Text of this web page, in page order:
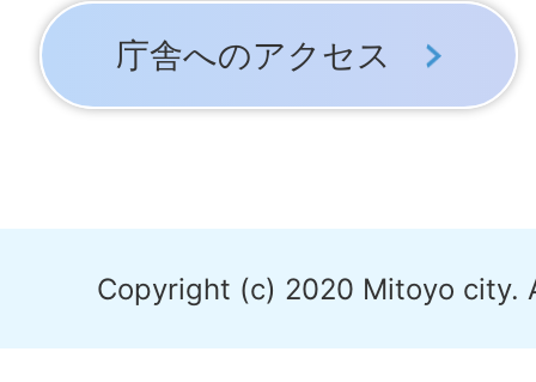
庁舎へのアクセス
Copyright (c) 2020 Mitoyo city.